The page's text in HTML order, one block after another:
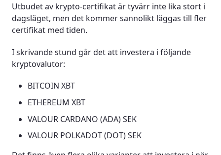
Utbudet av krypto-certifikat är tyvärr inte lika stort i
dagsläget, men det kommer sannolikt läggas till fler
certifikat med tiden.
I skrivande stund går det att investera i följande
kryptovalutor:
BITCOIN XBT
ETHEREUM XBT
VALOUR CARDANO (ADA) SEK
VALOUR POLKADOT (DOT) SEK